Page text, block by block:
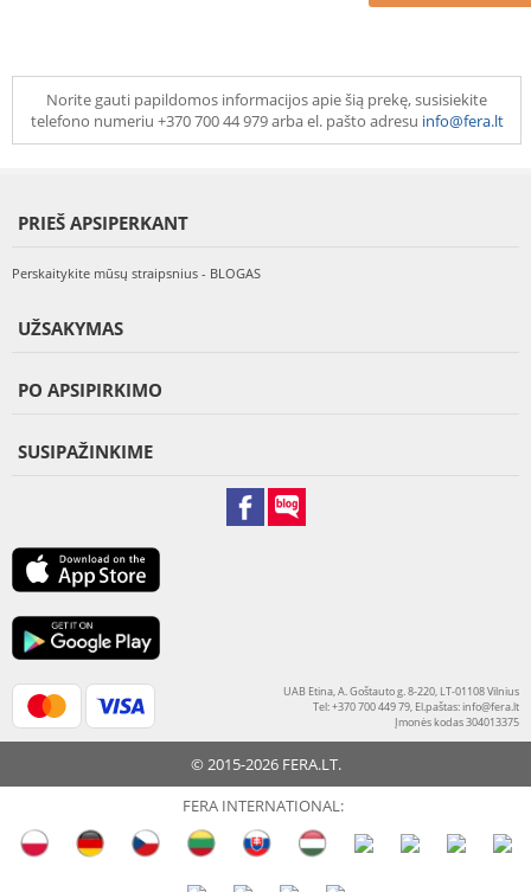
Norite gauti papildomos informacijos apie šią prekę, susisiekite
telefono numeriu +370 700 44 979 arba el. pašto adresu info@fera.lt
PRIEŠ APSIPERKANT
Perskaitykite mūsų straipsnius - BLOGAS
UŽSAKYMAS
PO APSIPIRKIMO
SUSIPAŽINKIME
UAB Etina, A. Goštauto g. 8-220, LT-01108 Vilnius
Tel: +370 700 449 79, El.paštas:info@fera.lt
Įmonės kodas 304013375
© 2015-2026 FERA.LT.
FERA INTERNATIONAL: